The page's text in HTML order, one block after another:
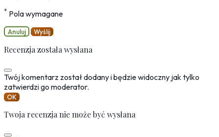
* Pola wymagane
Anuluj Wyślij
Recenzja została wysłana
Twój komentarz został dodany i będzie widoczny jak tylko
zatwierdzi go moderator.
OK
Twoja recenzja nie może być wysłana